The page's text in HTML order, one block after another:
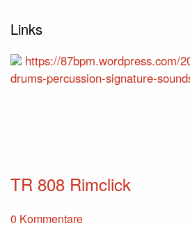
Links
https://87bpm.wordpress.com/
drums-percussion-signature-
TR 808 Rimclick
0 Kommentare